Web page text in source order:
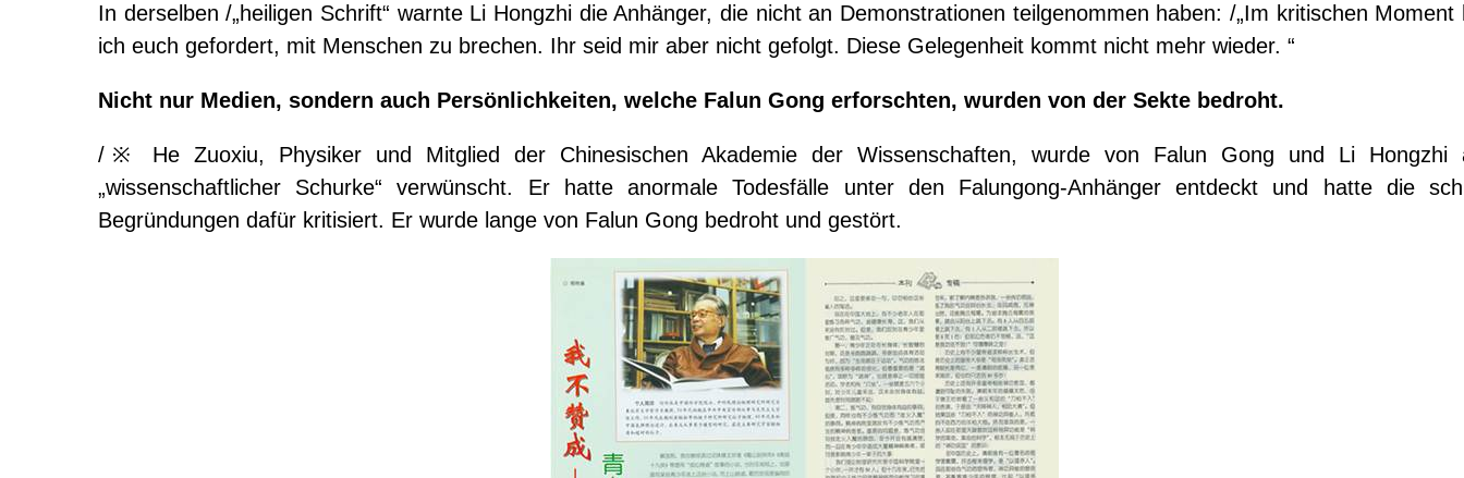
In derselben /„heiligen Schrift“ warnte Li Hongzhi die Anhänger, die nicht an Demonstrationen teilgenommen haben: /„Im kritischen Moment
ich euch gefordert, mit Menschen zu brechen. Ihr seid mir aber nicht gefolgt. Diese Gelegenheit kommt nicht mehr wieder. “
Nicht nur Medien, sondern auch Persönlichkeiten, welche Falun Gong erforschten, wurden von der Sekte bedroht.
/※
He Zuoxiu, Physiker und Mitglied der Chinesischen Akademie der Wissenschaften, wurde von Falun Gong und Li Hongzhi
„wissenschaftlicher Schurke“ verwünscht. Er hatte anormale Todesfälle unter den Falungong-Anhänger entdeckt und hatte die
Begründungen dafür kritisiert. Er wurde lange von Falun Gong bedroht und gestört.